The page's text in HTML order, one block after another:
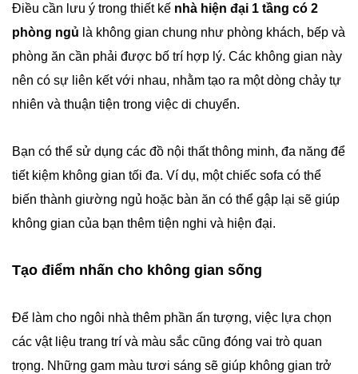
Điều cần lưu ý trong thiết kế nhà hiện đại 1 tầng có 2
phòng ngủ là không gian chung như phòng khách, bếp và
phòng ăn cần phải được bố trí hợp lý. Các không gian này
nên có sự liên kết với nhau, nhằm tạo ra một dòng chảy tự
nhiên và thuận tiện trong việc di chuyển.
Bạn có thể sử dụng các đồ nội thất thông minh, đa năng để
tiết kiệm không gian tối đa. Ví dụ, một chiếc sofa có thể
biến thành giường ngủ hoặc bàn ăn có thể gập lại sẽ giúp
không gian của bạn thêm tiện nghi và hiện đại.
Tạo điểm nhấn cho không gian sống
Để làm cho ngôi nhà thêm phần ấn tượng, việc lựa chọn
các vật liệu trang trí và màu sắc cũng đóng vai trò quan
trọng. Những gam màu tươi sáng sẽ giúp không gian trở